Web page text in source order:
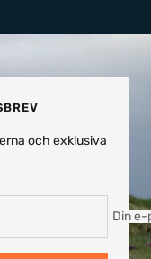
och exklusiva
Din e-